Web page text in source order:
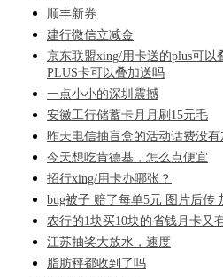
顺丰新券
建行微信立减金
京东联盟xing/用卡送的plus可
PLUS卡可以叠加送吗
一点小小的深圳震撼
安徽工行储蓄卡月月刷15元毛
昨天电信抽盲盒的活动话费没有
今天想吃肯德基，怎么点便宜
招行xing/用卡办哪张？
bug被子 赔了每单5元 图片后传
农行的1块买10块的省钱月卡又
江苏抽奖大放水，速度
脂肪秤都收到了吗